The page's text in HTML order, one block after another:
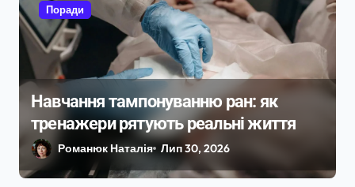
Поради
Навчання тампонуванню ран: як
тренажери рятують реальні життя
Романюк Наталія Лип 30, 2026